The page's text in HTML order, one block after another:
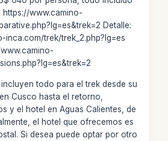
https://www.camino-
Detalle:
inca.com/trek/trek_2.php?lg=es
todo para el trek desde su
Cusco hasta el retorno,
y el hotel en Aguas Calientes, de
el hotel que ofrecemos es
Si desea puede optar por otro